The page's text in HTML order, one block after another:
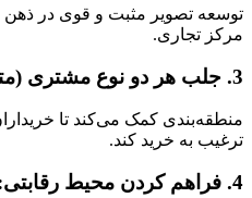
توسعه تصویر مثبت و قوی در ذهن
مرکز تجاری.
3. جلب هر دو نوع مشتری (متمرکز و بی انگیزه):
منطقه‌بندی کمک می‌کند تا
ترغیب به خرید کند.
4. فراهم کردن محیط رقابتی: